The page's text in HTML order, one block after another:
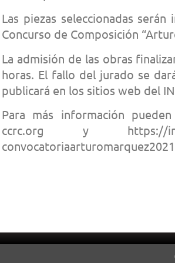
Las piezas seleccionadas
Concurso de Composición
La admisión de las obras
horas. El fallo del jurado se
publicará en los sitios web del
Para más información
ccrc.org y https://